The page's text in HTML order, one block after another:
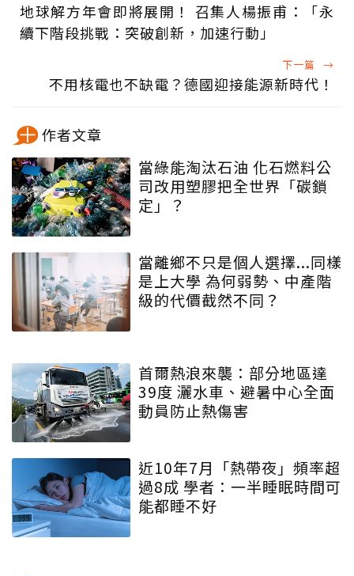
地球解方年會即將展開！ 召集人楊振甫：「永
續下階段挑戰：突破創新，加速行動」
下一篇 →
不用核電也不缺電？德國迎接能源新時代！
作者文章
當綠能淘汰石油 化石燃料公
司改用塑膠把全世界「碳鎖
定」？
當離鄉不只是個人選擇...同樣
是上大學 為何弱勢、中產階
級的代價截然不同？
首爾熱浪來襲：部分地區達
39度 灑水車、避暑中心全面
動員防止熱傷害
近10年7月「熱帶夜」頻率超
過8成 學者：一半睡眠時間可
能都睡不好